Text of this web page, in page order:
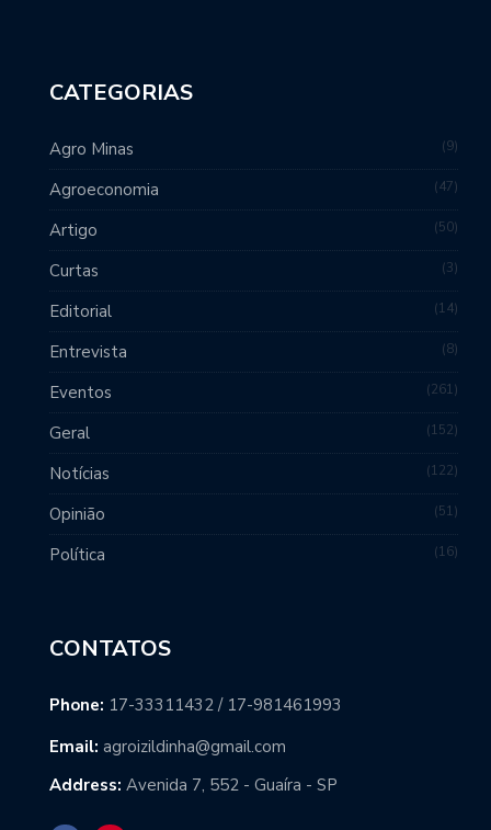
CATEGORIAS
Agro Minas 9
Agroeconomia 47
Artigo 50
Curtas 3
Editorial 14
Entrevista 8
Eventos 261
Geral 152
Notícias 122
Opinião 51
Política 16
CONTATOS
Phone: 17-33311432 / 17-981461993
Email: agroizildinha@gmail.com
Address: Avenida 7, 552 - Guaíra - SP